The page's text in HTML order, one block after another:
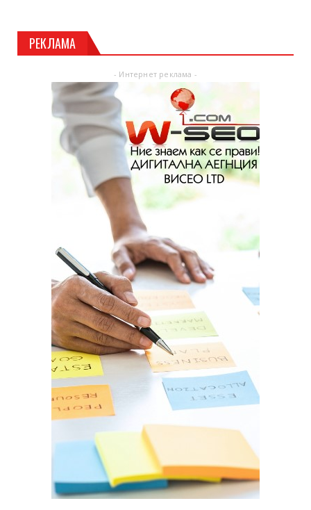
РЕКЛАМА
- Интернет реклама -